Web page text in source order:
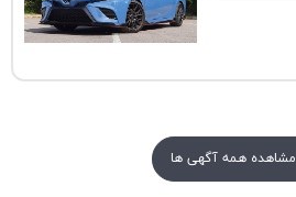
مشاهده همه آگهی ها